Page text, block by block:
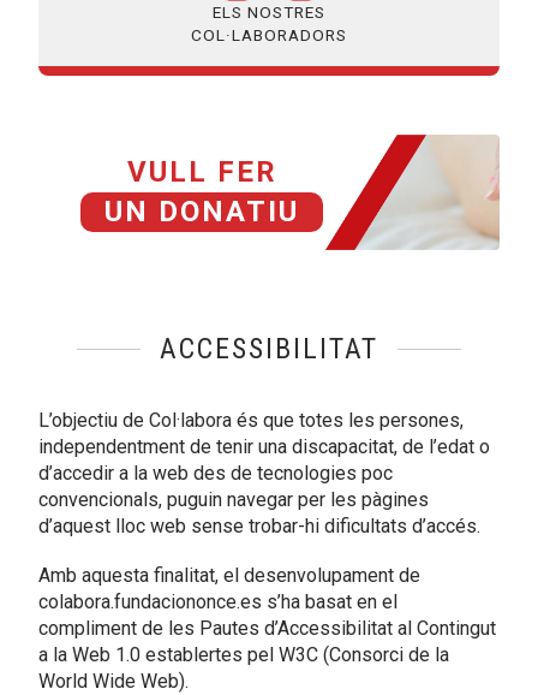
ELS NOSTRES
COL·LABORADORS
VULL FER
UN DONATIU
ACCESSIBILITAT
L’objectiu de Col·labora és que totes les persones,
independentment de tenir una discapacitat, de l’edat o
d’accedir a la web des de tecnologies poc
convencionals, puguin navegar per les pàgines
d’aquest lloc web sense trobar-hi dificultats d’accés.
Amb aquesta finalitat, el desenvolupament de
colabora.fundaciononce.es s’ha basat en el
compliment de les Pautes d’Accessibilitat al Contingut
a la Web 1.0 establertes pel W3C (Consorci de la
World Wide Web).